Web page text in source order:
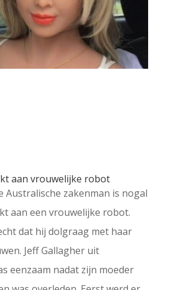
aan vrouwelijke robot
Australische zakenman is nogal
aan een vrouwelijke robot.
dat hij dolgraag met haar
Jeff Gallagher uit
eenzaam nadat zijn moeder